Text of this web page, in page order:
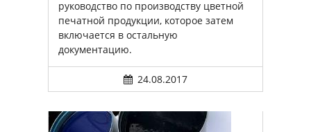
руководство по производству цветной
печатной продукции, которое затем
включается в остальную
документацию.
24.08.2017